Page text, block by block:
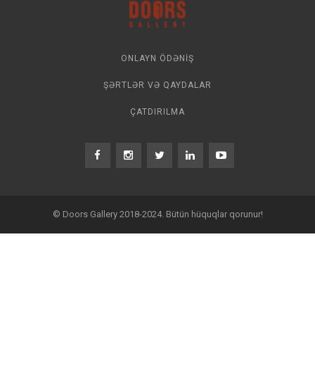
ONLAYN ÖDƏNIŞ
ŞƏRTLƏR VƏ QAYDALAR
ÇATDIRILMA
© Doors Gallery 2018-2024. Bütün hüquqlar qorunur!